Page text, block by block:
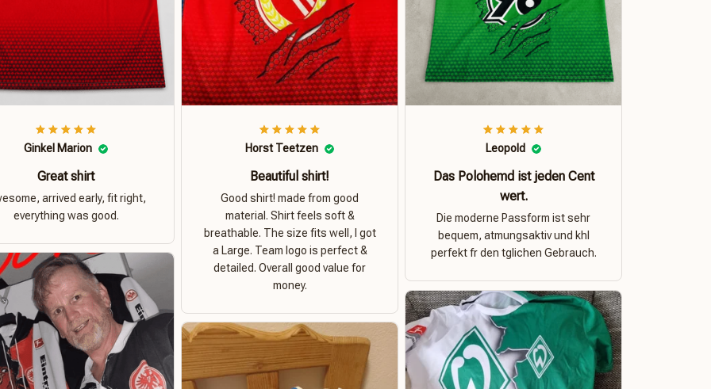
Ginkel Marion
Great shirt
arrived early, fit right,
everything was good.
Horst Teetzen
Beautiful shirt!
Good shirt! made from good
material. Shirt feels soft &
breathable. The size fits well, I got
a Large. Team logo is perfect &
detailed. Overall good value for
money.
Leopold
Das Polohemd ist jeden Cent
wert.
Die moderne Passform ist sehr
bequem, atmungsaktiv und khl
perfekt fr den tglichen Gebrauch.